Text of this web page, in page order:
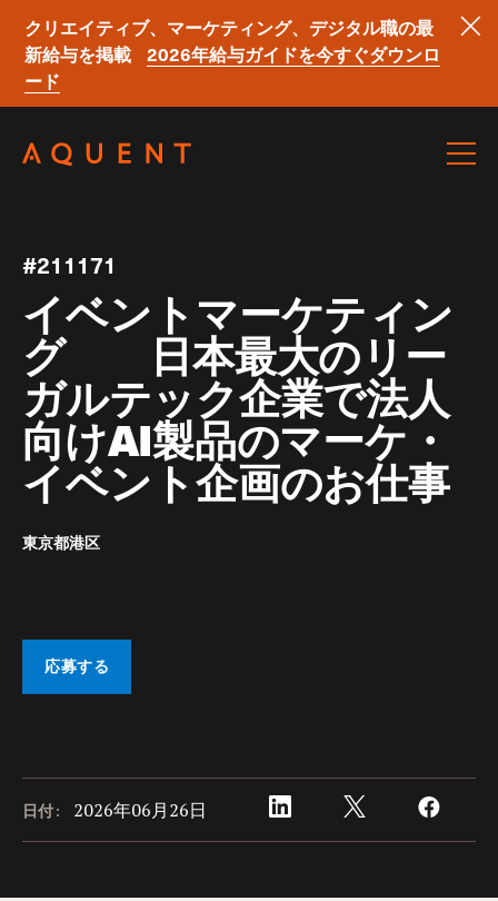
クリエイティブ、マーケティング、デジタル職の最
新給与を掲載
2026年給与ガイドを今すぐダウンロ
ード
#211171
イベントマーケティン
グ 日本最大のリー
ガルテック企業で法人
向けAI製品のマーケ・
イベント企画のお仕事
東京都港区
応募する
日付: 2026年06月26日